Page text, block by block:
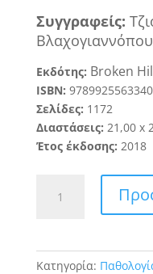
Συγγραφείς:
Εκδότης: Broken
ISBN: 9789925563340
Σελίδες: 1172
Διαστάσεις: 21 ,00x
Έτος έκδοσης: 2018
Αρχές
Παθοφυσιολογίας
Κατηγορία: